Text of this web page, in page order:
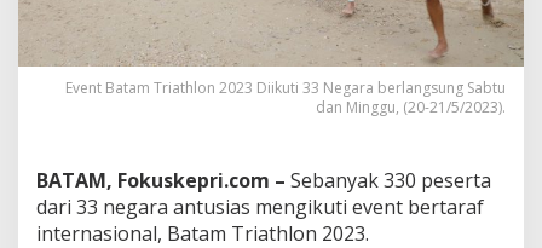
t
e
g
a
Event Batam Triathlon 2023 Diikuti 33 Negara berlangsung Sabtu
dan Minggu, (20-21/5/2023).
BATAM, Fokuskepri.com – Sebanyak 330 peserta
dari 33 negara antusias mengikuti event bertaraf
internasional, Batam Triathlon 2023.